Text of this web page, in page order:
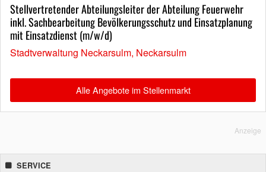
Stellvertretender Abteilungsleiter der Abteilung Feuerwehr
inkl. Sachbearbeitung Bevölkerungsschutz und Einsatzplanung
mit Einsatzdienst (m/w/d)
Stadtverwaltung Neckarsulm, Neckarsulm
Alle Angebote im Stellenmarkt
Anzeige
SERVICE